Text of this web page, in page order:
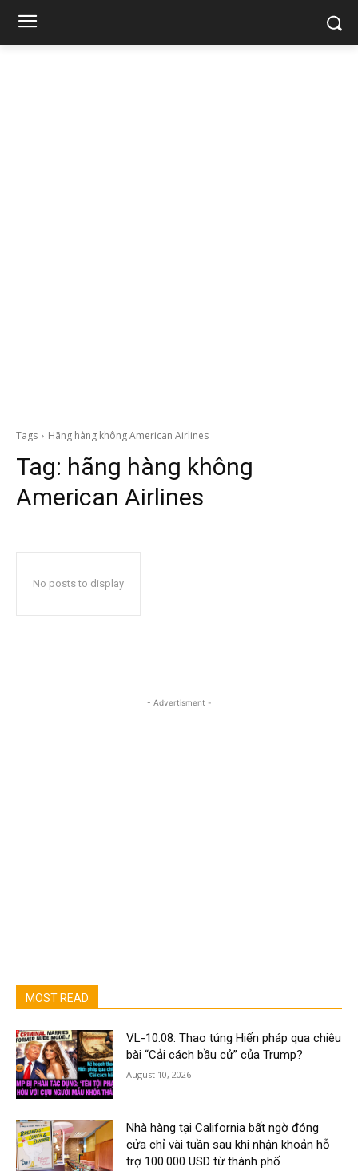
Tags Hãng hàng không American Airlines
Tag: hãng hàng không
American Airlines
No posts to display
- Advertisment -
MOST READ
VL-10.08: Thao túng Hiến pháp qua chiêu
bài “Cải cách bầu cử” của Trump?
August 10, 2026
Nhà hàng tại California bất ngờ đóng
cửa chỉ vài tuần sau khi nhận khoản hỗ
trợ 100.000 USD từ thành phố